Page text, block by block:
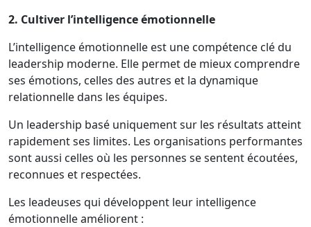
2. Cultiver l’intelligence émotionnelle
L’intelligence émotionnelle est une compétence clé du
leadership moderne. Elle permet de mieux comprendre
ses émotions, celles des autres et la dynamique
relationnelle dans les équipes.
Un leadership basé uniquement sur les résultats atteint
rapidement ses limites. Les organisations performantes
sont aussi celles où les personnes se sentent écoutées,
reconnues et respectées.
Les leadeuses qui développent leur intelligence
émotionnelle améliorent :